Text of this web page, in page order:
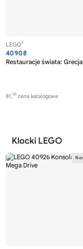
LEGO®
40908
Restauracje świata: Grecja
81,99 cena katalogowa
Klocki LEGO